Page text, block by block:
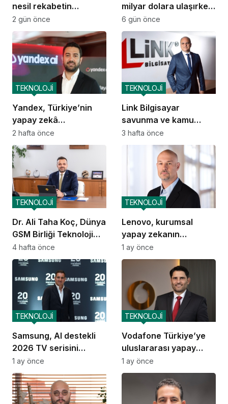
nesil rekabetin
altyapısına dönüştü
2 gün önce
milyar dolara ulaşırken
GetSimLess
büyümesini sürdürüyor
6 gün önce
Yandex, Türkiye’nin
yapay zekâ
ekosistemine katkısını
artıracak
TEKNOLOJİ
2 hafta önce
Link Bilgisayar
savunma ve kamu
güvenliği alanında
yerlileşmeyi hedefliyor
TEKNOLOJİ
3 hafta önce
Dr. Ali Taha Koç, Dünya
GSM Birliği Teknoloji
Grubu Başkanı oldu
TEKNOLOJİ
4 hafta önce
Lenovo, kurumsal
yapay zekanın
ekonomik dengelerini
yeniden tanımlıyor
TEKNOLOJİ
1 ay önce
Samsung, AI destekli
2026 TV serisini
Türkiye’de tanıttı
TEKNOLOJİ
1 ay önce
Vodafone Türkiye’ye
uluslararası yapay
zekâ ödülü
TEKNOLOJİ
1 ay önce